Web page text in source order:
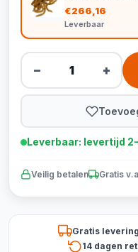
€266,16
Leverbaar
− +
Leverbaar: levertijd
Veilig betalen Gratis
Gratis
14 dagen